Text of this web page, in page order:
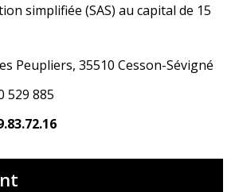
simplifiée (SAS) au capital de 15
Peupliers, 35510 Cesson-Sévigné
529 885